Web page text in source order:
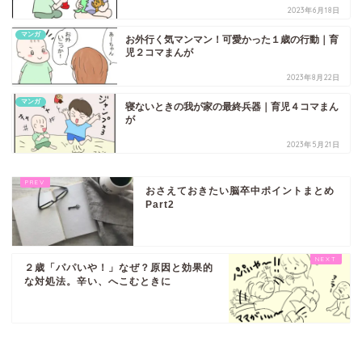
2023年6月18日
マンガ
お外行く気マンマン！可愛かった１歳の行動｜育
児２コマまんが
2023年8月22日
マンガ
寝ないときの我が家の最終兵器｜育児４コマまん
が
2023年5月21日
おさえておきたい脳卒中ポイントまとめ
Part2
２歳「パパいや！」なぜ？原因と効果的
な対処法。辛い、へこむときに